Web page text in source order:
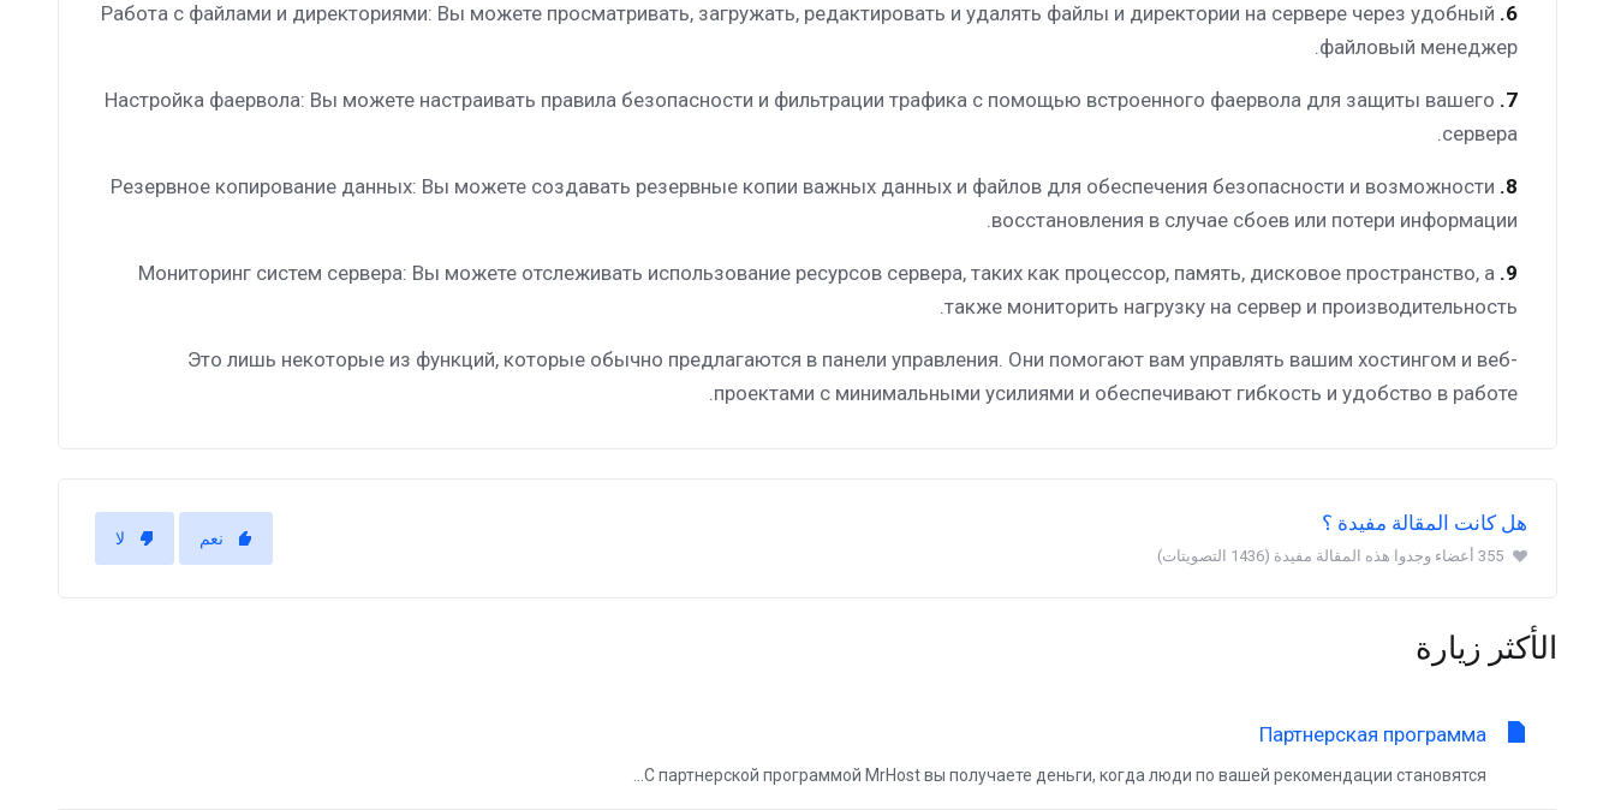
6.
Работа с файлами и директориями: Вы можете просматривать, загружать, редактировать и удалять файлы и директории на сервере через удобный
файловый менеджер.
7.
Настройка фаервола: Вы можете настраивать правила безопасности и фильтрации трафика с помощью встроенного фаервола для защиты вашего
сервера.
8.
Резервное копирование данных: Вы можете создавать резервные копии важных данных и файлов для обеспечения безопасности и возможности
восстановления в случае сбоев или потери информации.
9.
Мониторинг систем сервера: Вы можете отслеживать использование ресурсов сервера, таких как процессор, память, дисковое пространство, а
также мониторить нагрузку на сервер и производительность.
Это лишь некоторые из функций, которые обычно предлагаются в панели управления. Они помогают вам управлять вашим хостингом и веб-
проектами с минимальными усилиями и обеспечивают гибкость и удобство в работе.
هل كانت المقالة مفيدة ؟
355 أعضاء وجدوا هذه المقالة مفيدة (1436 التصويتات)
نعم لا
الأكثر زيارة
Партнерская программа
С партнерской программой MrHost вы получаете деньги, когда люди по вашей рекомендации становятся...